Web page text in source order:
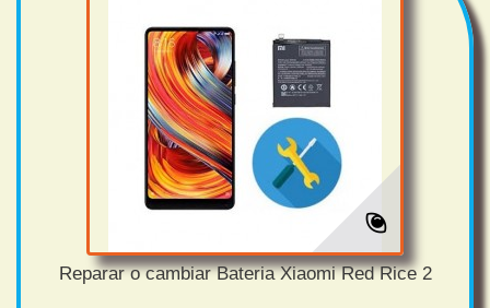
Reparar o cambiar Bateria Xiaomi Red Rice 2